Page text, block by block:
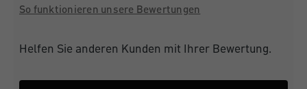
So funktionieren unsere Bewertungen
Helfen Sie anderen Kunden mit Ihrer Bewertung.